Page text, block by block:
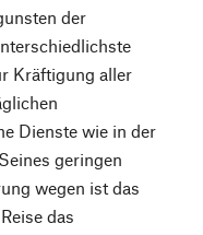
der
Kräftigung aller
Dienste wie in der
geringen
wegen ist das
das